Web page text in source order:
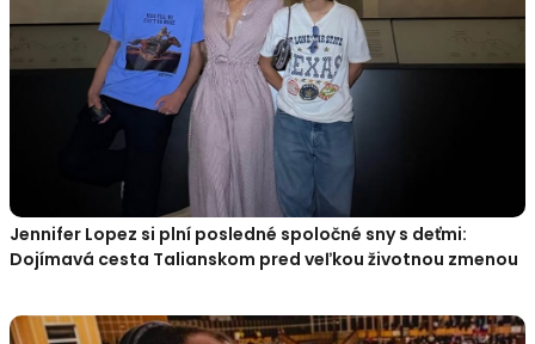
Jennifer Lopez si plní posledné spoločné sny s deťmi:
Dojímavá cesta Talianskom pred veľkou životnou zmenou